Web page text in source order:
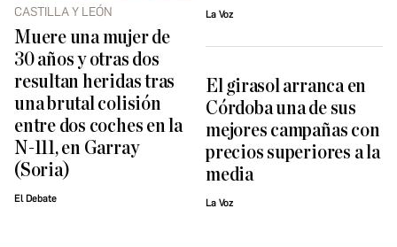
CASTILLA Y LEÓN
Muere una mujer de
30 años y otras dos
resultan heridas tras
una brutal colisión
entre dos coches en la
N-111, en Garray
(Soria)
El Debate
La Voz
El girasol arranca en
Córdoba una de sus
mejores campañas con
precios superiores a la
media
La Voz